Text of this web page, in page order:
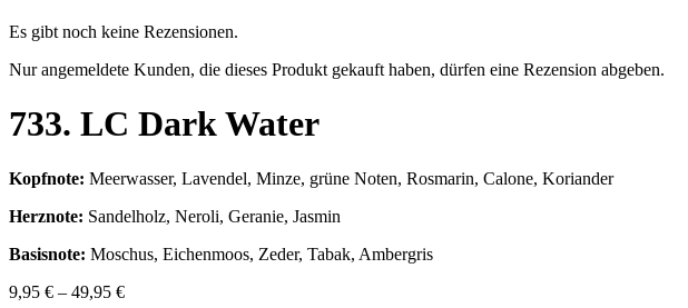
Es gibt noch keine Rezensionen.
Nur angemeldete Kunden, die dieses Produkt gekauft haben, dürfen eine Rezension abgeben.
733. LC Dark Water
Kopfnote: Meerwasser, Lavendel, Minze, grüne Noten, Rosmarin, Calone, Koriander
Herznote: Sandelholz, Neroli, Geranie, Jasmin
Basisnote: Moschus, Eichenmoos, Zeder, Tabak, Ambergris
9,95 € – 49,95 €